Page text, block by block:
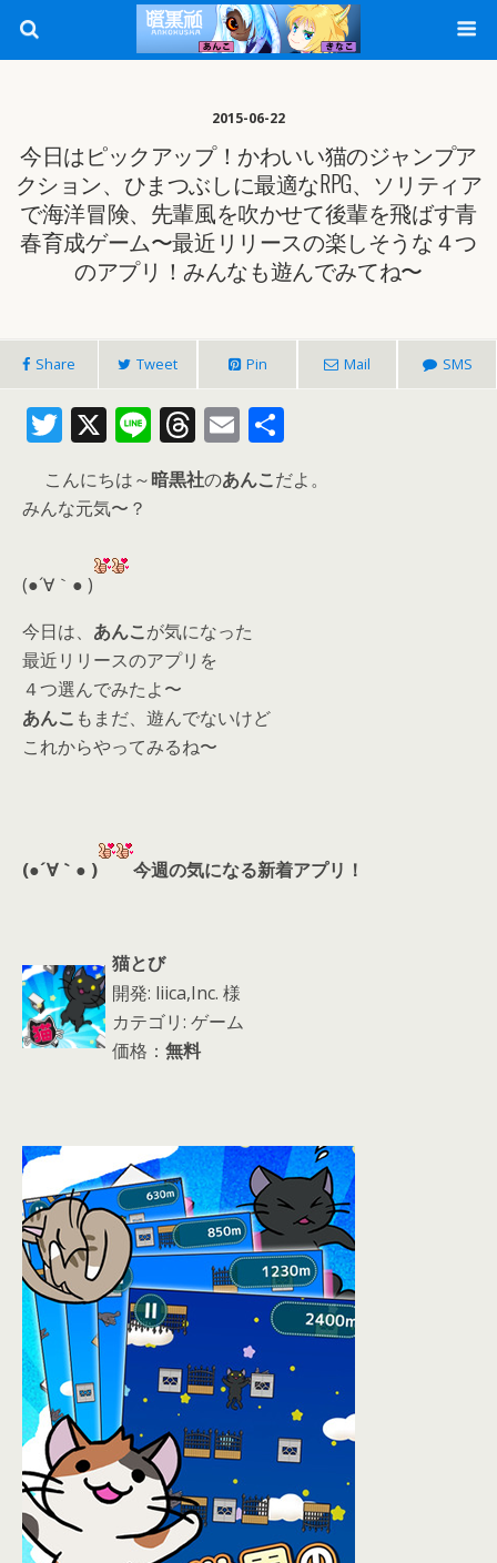
2015-06-22
今日はピックアップ！かわいい猫のジャンプア
クション、ひまつぶしに最適なRPG、ソリティア
で海洋冒険、先輩風を吹かせて後輩を飛ばす青
春育成ゲーム〜最近リリースの楽しそうな４つ
のアプリ！みんなも遊んでみてね〜
Share Tweet Pin Mail SMS
T
w
itt
er
X Li
n
e
T
h
re
E
m
ai
有
こんにちは～暗黒社のあんこだよ。
みんな元気〜？
(●´∀｀● )
今日は、 あんこが気になった
最近リリースのアプリを
４つ選んでみたよ〜
あんこ もまだ、遊んでないけど
これからやってみるね〜
(●´∀｀● ) 今週の気になる新着アプリ！
猫とび
開発: liica,Inc. 様
カテゴリ: ゲーム
価格： 無料